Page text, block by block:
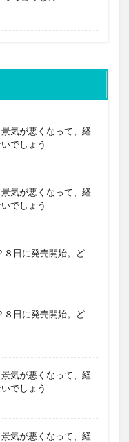
気が悪くなって、経
でしょう
気が悪くなって、経
でしょう
８日に発売開始。ど
８日に発売開始。ど
気が悪くなって、経
でしょう
気が悪くなって、経